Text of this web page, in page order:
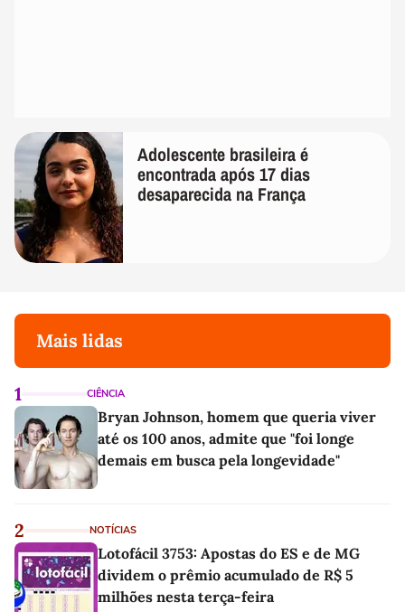
Adolescente brasileira é
encontrada após 17 dias
desaparecida na França
Mais lidas
1 CIÊNCIA
Bryan Johnson, homem que queria viver
até os 100 anos, admite que "foi longe
demais em busca pela longevidade"
2 NOTÍCIAS
Lotofácil 3753: Apostas do ES e de MG
dividem o prêmio acumulado de R$ 5
milhões nesta terça-feira